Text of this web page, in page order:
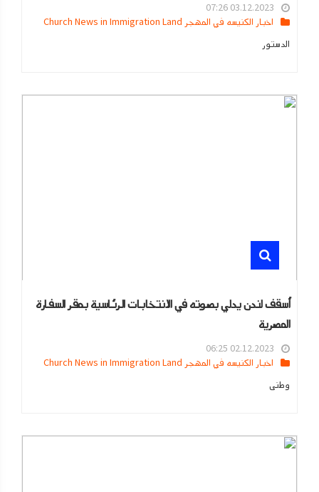
03.12.2023 07:26
اخبار الكنيسه في المهجر Church News in Immigration Land
الدستور
أسقف لندن يدلي بصوته في الانتخابات الرئاسية بمقر السفارة
المصرية
02.12.2023 06:25
اخبار الكنيسه في المهجر Church News in Immigration Land
وطنى